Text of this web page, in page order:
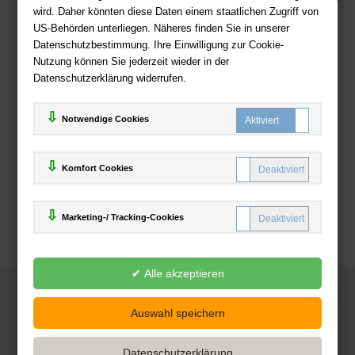
wird. Daher könnten diese Daten einem staatlichen Zugriff von
US-Behörden unterliegen. Näheres finden Sie in unserer
Datenschutzbestimmung. Ihre Einwilligung zur Cookie-
Nutzung können Sie jederzeit wieder in der
Datenschutzerklärung widerrufen.
Notwendige Cookies
Komfort Cookies
Marketing-/ Tracking-Cookies
Zahlweisen
Deutsche-Buchhandlung.de
www.deutsche-buchhandlung.de ist ein Angebot der
Handelsgesellschaft mbH
Powered by Inooga